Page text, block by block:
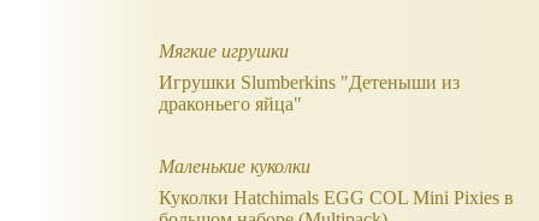
Мягкие игрушки
Игрушки Slumberkins "Детеныши из
драконьего яйца"
Маленькие куколки
Куколки Hatchimals EGG COL Mini Pixies в